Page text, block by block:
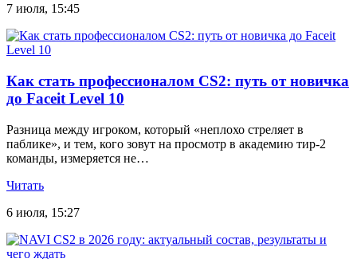
7 июля, 15:45
Как стать профессионалом CS2: путь от новичка
до Faceit Level 10
Разница между игроком, который «неплохо стреляет в
паблике», и тем, кого зовут на просмотр в академию тир-2
команды, измеряется не…
Читать
6 июля, 15:27